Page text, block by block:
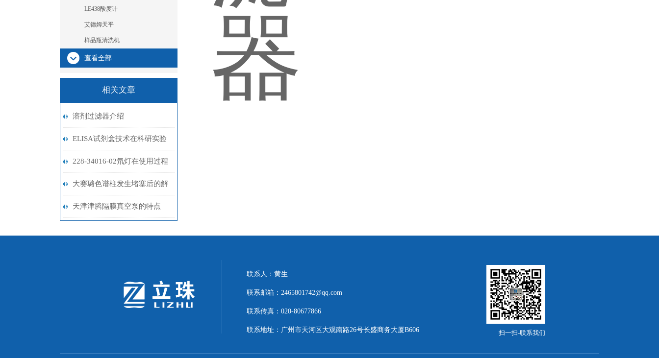
LE438酸度计
艾德姆天平
样品瓶清洗机
查看全部
相关文章
溶剂过滤器介绍
ELISA试剂盒技术在科研实验
中的发展历程
228-34016-02氘灯在使用过程
中的常见问题相应解决方法
大赛璐色谱柱发生堵塞后的解
决方法介绍
天津津腾隔膜真空泵的特点
联系人：黄生
联系邮箱：2465801742@qq.com
联系传真：020-80677866
联系地址：广州市天河区大观南路26号长盛商务大厦B606 扫一扫-联系我们